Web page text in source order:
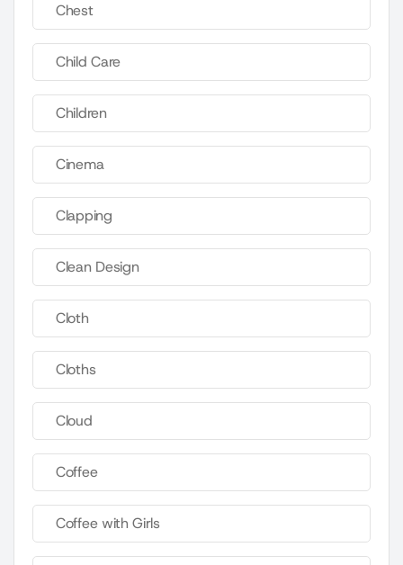
Chest
Child Care
Children
Cinema
Clapping
Clean Design
Cloth
Cloths
Cloud
Coffee
Coffee with Girls